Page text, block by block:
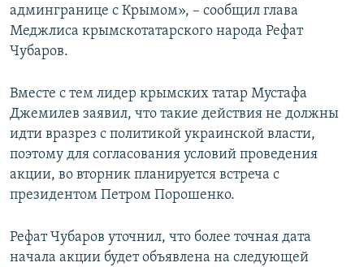
админгранице с Крымом», – сообщил глава
Меджлиса крымскотатарского народа Рефат
Чубаров.
Вместе с тем лидер крымских татар Мустафа
Джемилев заявил, что такие действия не должны
идти вразрез с политикой украинской власти,
поэтому для согласования условий проведения
акции, во вторник планируется встреча с
президентом Петром Порошенко.
Рефат Чубаров уточнил, что более точная дата
начала акции будет объявлена на следующей